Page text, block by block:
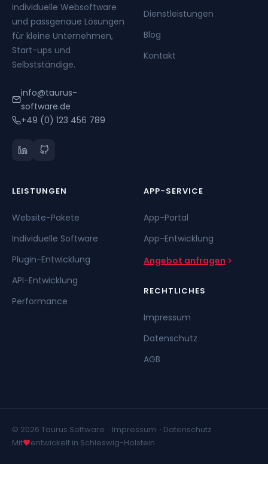
individuelle Websoftware
und passgenaue Lösungen
für kleine Unternehmen,
Start-ups und
Selbstständige.
info@taurus-
software.de
+49 (0) 123 456 789
Dienstleistungen
Blog
Kontakt
LEISTUNGEN
Website-Pakete
Individuelle Software
Plugin-Entwicklung
API-Entwicklung
Performance
APP-SERVICE
App-Portal
App-Entwicklung
Angebot anfragen
RECHTLICHES
Impressum
Datenschutz
AGB
© 2026 Taurus Software · Impressum · Datenschutz
Mit
entwickelt in Schleswig-Holstein